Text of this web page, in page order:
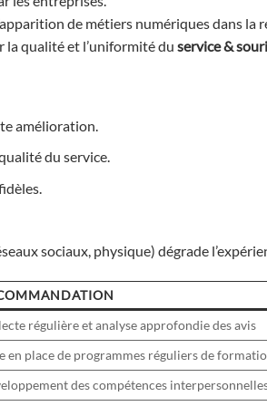
de métiers numériques dans la
la qualité et l’uniformité du service &
amélioration.
du service.
sociaux, physique) dégrade
régulière et analyse approfondie des avis
en place de programmes réguliers de
des compétences